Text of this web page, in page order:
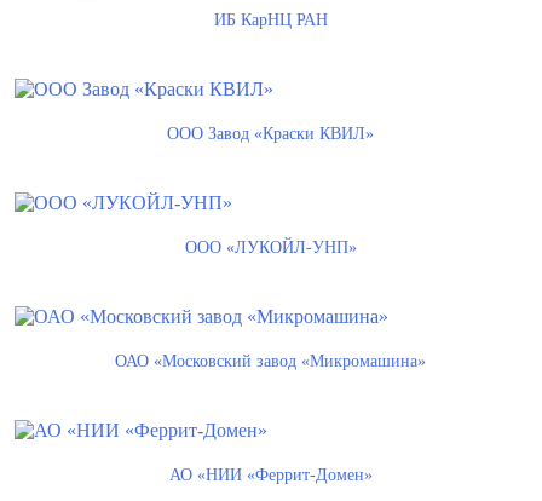
ИБ КарНЦ РАН
ООО Завод «Краски КВИЛ»
ООО «ЛУКОЙЛ-УНП»
ОАО «Московский завод «Микромашина»
АО «НИИ «Феррит-Домен»